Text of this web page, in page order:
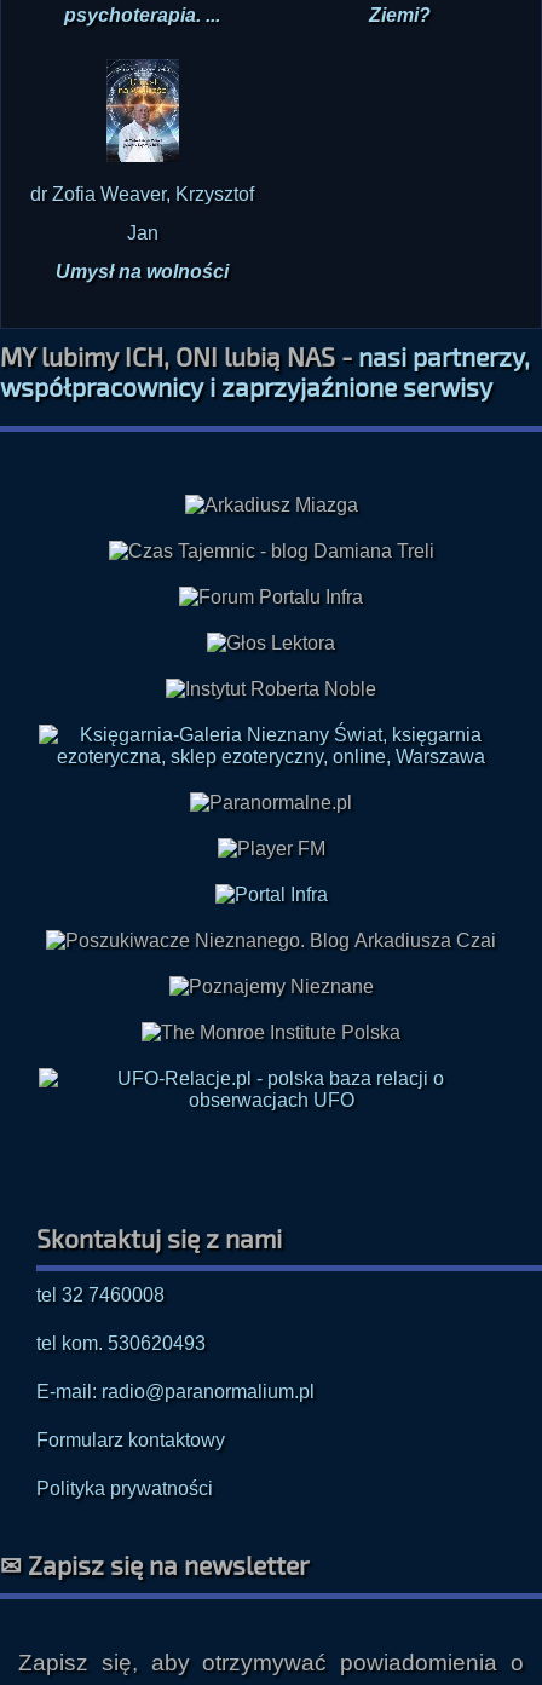
psychoterapia. ...
Ziemi?
dr Zofia Weaver, Krzysztof
Jan
Umysł na wolności
MY lubimy ICH, ONI lubią NAS -nasi partnerzy,
współpracownicy i zaprzyjaźnione serwisy
Skontaktuj się z nami
tel 32 7460008
tel kom. 530620493
E-mail: radio@paranormalium.pl
Formularz kontaktowy
Polityka prywatności
✉ Zapisz się na newsletter
Zapisz się, aby otrzymywać powiadomienia o